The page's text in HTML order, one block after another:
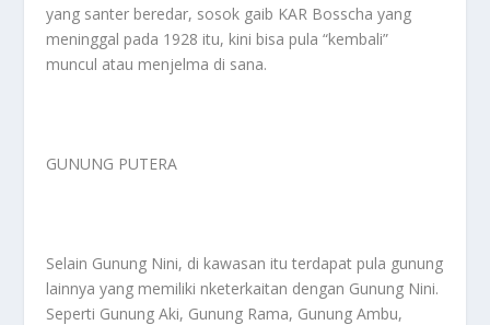
yang santer beredar, sosok gaib KAR Bosscha yang
meninggal pada 1928 itu, kini bisa pula “kembali”
muncul atau menjelma di sana.
GUNUNG PUTERA
Selain Gunung Nini, di kawasan itu terdapat pula gunung
lainnya yang memiliki nketerkaitan dengan Gunung Nini.
Seperti Gunung Aki, Gunung Rama, Gunung Ambu,